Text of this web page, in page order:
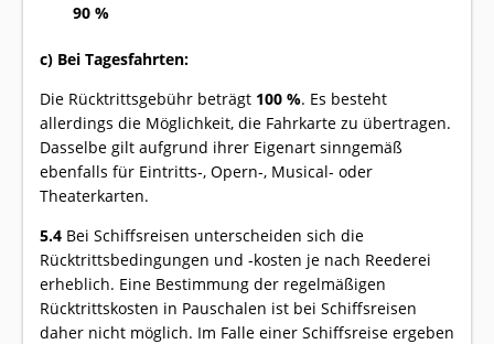
90 %
c) Bei Tagesfahrten:
Die Rücktrittsgebühr beträgt 100 %. Es besteht
allerdings die Möglichkeit, die Fahrkarte zu übertragen.
Dasselbe gilt aufgrund ihrer Eigenart sinngemäß
ebenfalls für Eintritts-, Opern-, Musical- oder
Theaterkarten.
5.4 Bei Schiffsreisen unterscheiden sich die
Rücktrittsbedingungen und -kosten je nach Reederei
erheblich. Eine Bestimmung der regelmäßigen
Rücktrittskosten in Pauschalen ist bei Schiffsreisen
daher nicht möglich. Im Falle einer Schiffsreise ergeben